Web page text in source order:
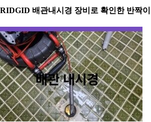
배관내시경 장비로 확인한 반짝이